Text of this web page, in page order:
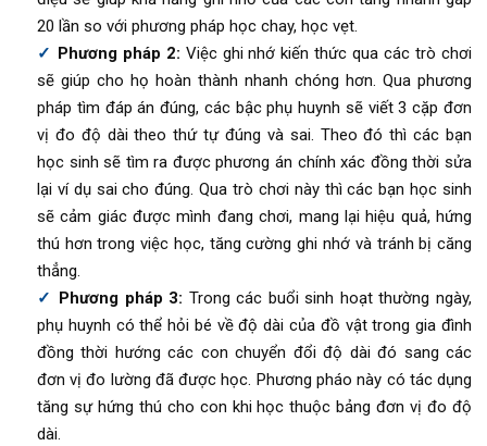
20 lần so với phương pháp học chay, học vẹt.
Phương pháp 2: Việc ghi nhớ kiến thức qua các trò chơi
sẽ giúp cho họ hoàn thành nhanh chóng hơn. Qua phương
pháp tìm đáp án đúng, các bậc phụ huynh sẽ viết 3 cặp đơn
vị đo độ dài theo thứ tự đúng và sai. Theo đó thì các bạn
học sinh sẽ tìm ra được phương án chính xác đồng thời sửa
lại ví dụ sai cho đúng. Qua trò chơi này thì các bạn học sinh
sẽ cảm giác được mình đang chơi, mang lại hiệu quả, hứng
thú hơn trong việc học, tăng cường ghi nhớ và tránh bị căng
thẳng.
Phương pháp 3: Trong các buổi sinh hoạt thường ngày,
phụ huynh có thể hỏi bé về độ dài của đồ vật trong gia đình
đồng thời hướng các con chuyển đổi độ dài đó sang các
đơn vị đo lường đã được học. Phương pháo này có tác dụng
tăng sự hứng thú cho con khi học thuộc bảng đơn vị đo độ
dài.